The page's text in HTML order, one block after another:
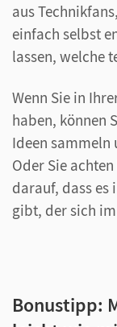
aus
einfach selbst
lassen, welche
Wenn Sie in
haben, können
Ideen sammeln
Oder Sie
darauf, dass es
gibt, der sich
Bonustipp: